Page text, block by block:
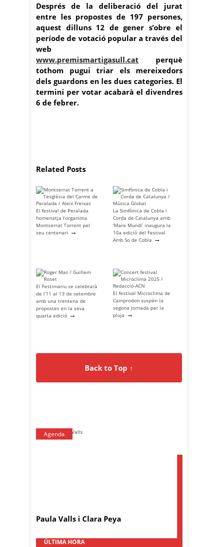
Després de la deliberació del jurat
entre les propostes de 197 persones,
aquest dilluns 12 de gener s’obre el
període de votació popular a través del
web
www.premismartigasull.cat perquè
tothom pugui triar els mereixedors
dels guardons en les dues categories. El
termini per votar acabarà el divendres
6 de febrer.
Related Posts
El festival de Peralada
homenatja l’organista
Montserrat Torrent pel
seu centenari →
La Simfònica de Cobla i
Corda de Catalunya amb
‘Mare Mundi’ inaugura la
10a edició del Festival
Amb So de Cobla →
El Festimariu se celebrarà
de l’11 al 13 de setembre
amb una trentena de
propostes en la seva
quarta edició →
El festival Microclima de
Camprodon suspèn la
segona jornada per la
pluja →
Back to Top ↑
Agenda
Paula Valls i Clara Peya
ÚLTIMA HORA